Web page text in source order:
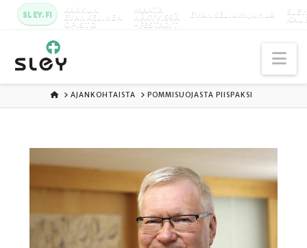
SLEY.FI KARKUN
EVANKELINEN
OPISTO
MAATA
NÄKYVISSÄ
-FESTARIT
EVANKELIUMIJUHLA
ETUSIVU
AJANKOHTAISTA POMMISUOJASTA PIISPAKSI